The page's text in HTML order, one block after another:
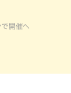
開催へ